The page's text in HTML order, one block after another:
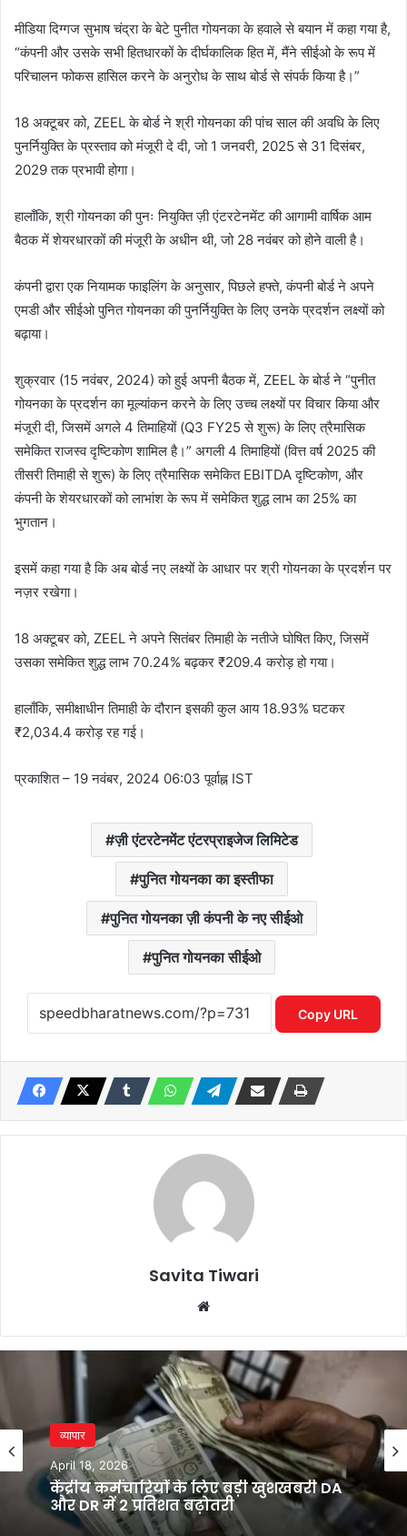
मीडिया दिग्गज सुभाष चंद्रा के बेटे पुनीत गोयनका के हवाले से बयान में कहा गया है,
“कंपनी और उसके सभी हितधारकों के दीर्घकालिक हित में, मैंने सीईओ के रूप में
परिचालन फोकस हासिल करने के अनुरोध के साथ बोर्ड से संपर्क किया है।”
18 अक्टूबर को, ZEEL के बोर्ड ने श्री गोयनका की पांच साल की अवधि के लिए
पुनर्नियुक्ति के प्रस्ताव को मंजूरी दे दी, जो 1 जनवरी, 2025 से 31 दिसंबर,
2029 तक प्रभावी होगा।
हालाँकि, श्री गोयनका की पुनः नियुक्ति ज़ी एंटरटेनमेंट की आगामी वार्षिक आम
बैठक में शेयरधारकों की मंजूरी के अधीन थी, जो 28 नवंबर को होने वाली है।
कंपनी द्वारा एक नियामक फाइलिंग के अनुसार, पिछले हफ्ते, कंपनी बोर्ड ने अपने
एमडी और सीईओ पुनित गोयनका की पुनर्नियुक्ति के लिए उनके प्रदर्शन लक्ष्यों को
बढ़ाया।
शुक्रवार (15 नवंबर, 2024) को हुई अपनी बैठक में, ZEEL के बोर्ड ने “पुनीत
गोयनका के प्रदर्शन का मूल्यांकन करने के लिए उच्च लक्ष्यों पर विचार किया और
मंजूरी दी, जिसमें अगले 4 तिमाहियों (Q3 FY25 से शुरू) के लिए त्रैमासिक
समेकित राजस्व दृष्टिकोण शामिल है।” अगली 4 तिमाहियों (वित्त वर्ष 2025 की
तीसरी तिमाही से शुरू) के लिए त्रैमासिक समेकित EBITDA दृष्टिकोण, और
कंपनी के शेयरधारकों को लाभांश के रूप में समेकित शुद्ध लाभ का 25% का
भुगतान।
इसमें कहा गया है कि अब बोर्ड नए लक्ष्यों के आधार पर श्री गोयनका के प्रदर्शन पर
नज़र रखेगा।
18 अक्टूबर को, ZEEL ने अपने सितंबर तिमाही के नतीजे घोषित किए, जिसमें
उसका समेकित शुद्ध लाभ 70.24% बढ़कर ₹209.4 करोड़ हो गया।
हालाँकि, समीक्षाधीन तिमाही के दौरान इसकी कुल आय 18.93% घटकर
₹2,034.4 करोड़ रह गई।
प्रकाशित– 19 नवंबर, 2024 06:03 पूर्वाह्न IST
ज़ी एंटरटेनमेंट एंटरप्राइजेज लिमिटेड
पुनित गोयनका का इस्तीफा
पुनित गोयनका ज़ी कंपनी के नए सीईओ
पुनित गोयनका सीईओ
Copy URL
Savita Tiwari
व्यापार
April 18, 2026
केंद्रीय कर्मचारियों के लिए बड़ी खुशखबरी DA
और DR में 2 प्रतिशत बढ़ोतरी